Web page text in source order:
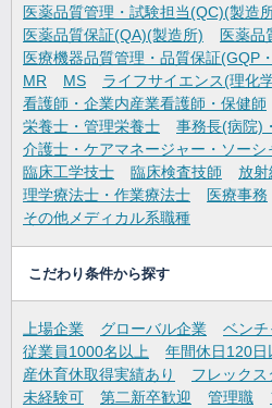
医薬品質管理・試験担当(QC)(製造
医薬品質保証(QA)(製造所)
医薬品
医療機器品質管理・品質保証(GQP
MR
MS ライフサイエンス(理化
看護師・企業内産業看護師・保健師
栄養士・管理栄養士
事務長(病院)
介護士・ケアマネージャー・ソーシ
臨床工学技士
臨床検査技師
放射
理学療法士・作業療法士
医療事務
その他メディカル系職種
こだわり条件から探す
上場企業 グローバル企業 ベン
従業員1000名以上
年間休日120日
産休育休取得実績あり
フレックス
未経験可
第二新卒歓迎 管理職